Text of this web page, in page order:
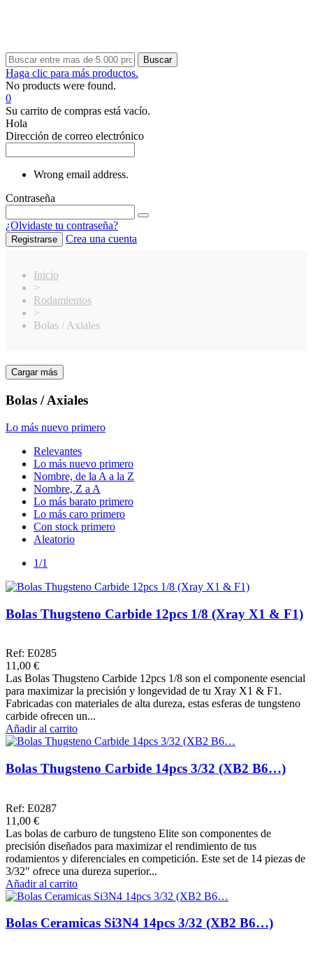
Buscar
Haga clic para más productos.
No products were found.
0
Su carrito de compras está vacío.
Hola
Dirección de correo electrónico
Wrong email address.
Contraseña
¿Olvidaste tu contraseña?
Registrarse Crea una cuenta
Inicio
>
Rodamientos
>
Bolas / Axiales
Clear
Precio
Fabricante
Elite 6
Disponible
Disponible 6
View products6
Cargar más
Bolas / Axiales
Lo más nuevo primero
Relevantes
Lo más nuevo primero
Nombre, de la A a la Z
Nombre, Z a A
Lo más barato primero
Lo más caro primero
Con stock primero
Aleatorio
1/1
Bolas Thugsteno Carbide 12pcs 1/8 (Xray X1 & F1)
Ref: E0285
11,00 €
Las Bolas Thugsteno Carbide 12pcs 1/8 son el componente esencial
para maximizar la precisión y longevidad de tu Xray X1 & F1.
Fabricadas con materiales de alta dureza, estas esferas de tungsteno
carbide ofrecen un...
Añadir al carrito
Bolas Thugsteno Carbide 14pcs 3/32 (XB2 B6…)
Ref: E0287
11,00 €
Las bolas de carburo de tungsteno Elite son componentes de
precisión diseñados para maximizar el rendimiento de tus
rodamientos y diferenciales en competición. Este set de 14 piezas de
3/32" ofrece una dureza superior...
Añadir al carrito
Bolas Ceramicas Si3N4 14pcs 3/32 (XB2 B6…)